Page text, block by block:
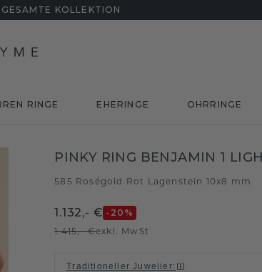
KOLLEKTION
RINGE EHERINGE OHRRINGE
PINKY RING BENJAMIN 1
585 Roségold Rot Lagenstein 10x8 mm
1.132,- € -20 %
1.415,- €exkl. MwSt
Traditioneller Juwelier: